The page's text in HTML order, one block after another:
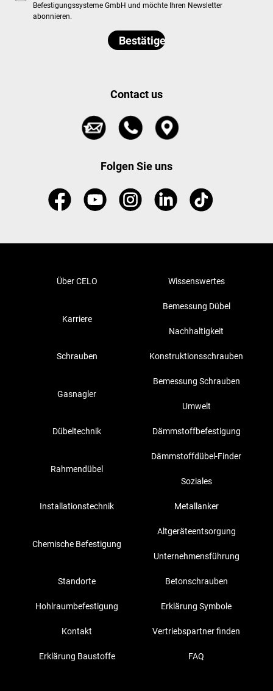
Befestigungssysteme GmbH und möchte Ihren Newsletter
abonnieren.
Contact us
Folgen Sie uns
Über CELO Wissenswertes
Karriere
Bemessung Dübel
Nachhaltigkeit
Schrauben Konstruktionsschrauben
Gasnagler
Bemessung Schrauben
Umwelt
Dübeltechnik Dämmstoffbefestigung
Rahmendübel
Dämmstoffdübel-Finder
Soziales
Installationstechnik Metallanker
Chemische Befestigung
Altgeräteentsorgung
Unternehmensführung
Standorte Betonschrauben
Hohlraumbefestigung Erklärung Symbole
Kontakt Vertriebspartner finden
Erklärung Baustoffe FAQ